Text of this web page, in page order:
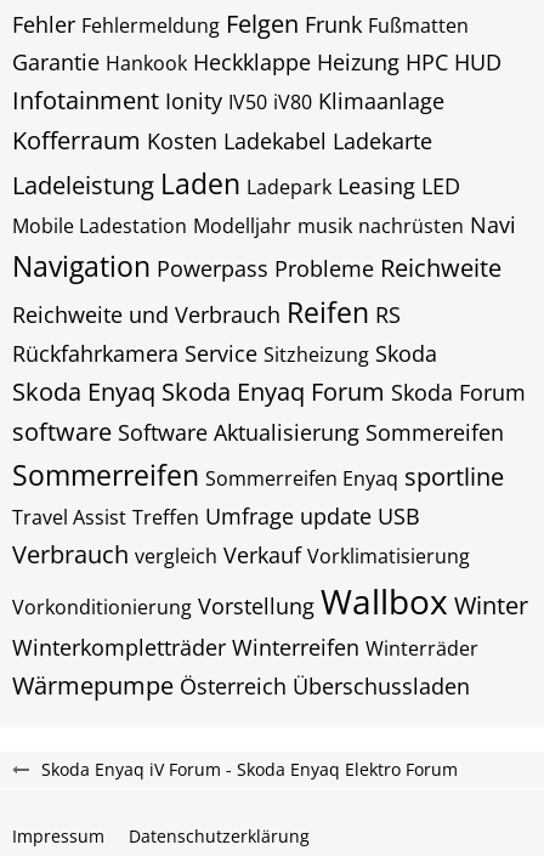
Fehler Fehlermeldung Felgen Frunk Fußmatten
Garantie Hankook Heckklappe Heizung HPC HUD
Infotainment Ionity IV50 iV80 Klimaanlage
Kofferraum Kosten Ladekabel Ladekarte
Ladeleistung Laden Ladepark Leasing LED
Mobile Ladestation Modelljahr musik nachrüsten Navi
Navigation Powerpass Probleme Reichweite
Reichweite und Verbrauch Reifen RS
Rückfahrkamera Service Sitzheizung Skoda
Skoda Enyaq Skoda Enyaq Forum Skoda Forum
software Software Aktualisierung Sommereifen
Sommerreifen Sommerreifen Enyaq sportline
Travel Assist Treffen Umfrage update USB
Verbrauch vergleich Verkauf Vorklimatisierung
Vorkonditionierung Vorstellung Wallbox Winter
Winterkompletträder Winterreifen Winterräder
Wärmepumpe Österreich Überschussladen
Skoda Enyaq iV Forum - Skoda Enyaq Elektro Forum
Impressum Datenschutzerklärung